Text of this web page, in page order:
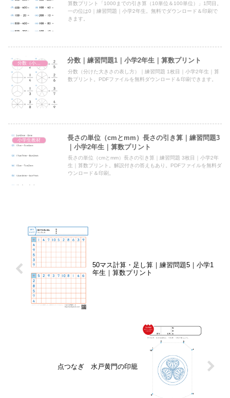
算数プリント「1000までの引き算（10単位＆100単位）」1問目。
一の位は0｜練習問題｜小学2年生。無料でダウンロード＆印刷で
きます。
分数｜練習問題1｜小学2年生｜算数プリント
分数（分けた大きさの表し方）｜練習問題 1枚目｜小学2年生｜算
数プリント。PDFファイルを無料ダウンロード＆印刷できます。
小学生教材
長さの単位（cmとmm）長さの引き算｜練習問題3
｜小学2年生｜算数プリント
長さの単位（cmとmm）長さの引き算｜練習問題 3枚目｜小学2年
生｜算数プリント。解説付きの答えもあり。PDFファイルを無料ダ
ウンロード＆印刷。
50マス計算・足し算｜練習問題5｜小学1
年生｜算数プリント
点つなぎ 水戸黄門の印籠